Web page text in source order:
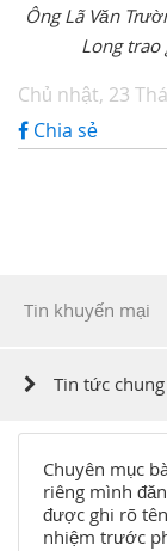
Ông Lã Văn
Long trao
Chủ nhật, 23
Chia sẻ
Tin khuyến mại
Tin tức chung
Chuyên mục
riêng mình
được ghi rõ
nhiệm trước